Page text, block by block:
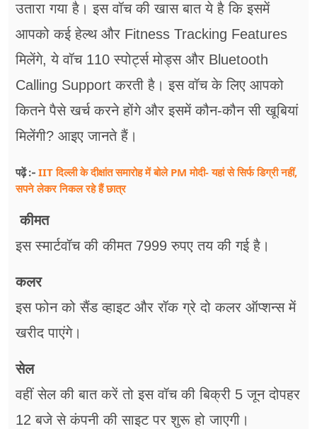
उतारा गया है। इस वॉच की खास बात ये है कि इसमें
आपको कई हेल्थ और Fitness Tracking Features
मिलेंगे, ये वॉच 110 स्पोर्ट्स मोड्स और Bluetooth
Calling Support करती है। इस वॉच के लिए आपको
कितने पैसे खर्च करने होंगे और इसमें कौन-कौन सी खूबियां
मिलेंगी? आइए जानते हैं।
पढ़ें :- IIT दिल्ली के दीक्षांत समारोह में बोले PM मोदी- यहां से सिर्फ डिग्री नहीं,
सपने लेकर निकल रहे हैं छात्र
कीमत
इस स्मार्टवॉच की कीमत 7999 रुपए तय की गई है।
कलर
इस फोन को सैंड व्हाइट और रॉक ग्रे दो कलर ऑप्शन्स में
खरीद पाएंगे।
सेल
वहीं सेल की बात करें तो इस वॉच की बिक्री 5 जून दोपहर
12 बजे से कंपनी की साइट पर शुरू हो जाएगी।